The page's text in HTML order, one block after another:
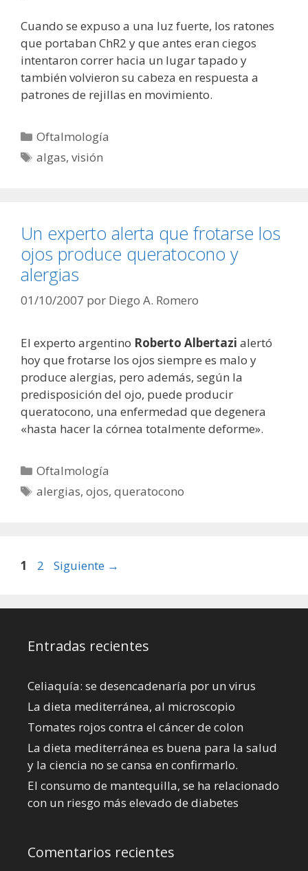
Cuando se expuso a una luz fuerte, los ratones
que portaban ChR2 y que antes eran ciegos
intentaron correr hacia un lugar tapado y
también volvieron su cabeza en respuesta a
patrones de rejillas en movimiento.
Categorías
Oftalmología
Etiquetas
algas,visión
Un experto alerta que frotarse los
ojos produce queratocono y
alergias
01/10/2007 por Diego A. Romero
El experto argentino Roberto Albertazi alertó
hoy que frotarse los ojos siempre es malo y
produce alergias, pero además, según la
predisposición del ojo, puede producir
queratocono, una enfermedad que degenera
«hasta hacer la córnea totalmente deforme».
Categorías
Oftalmología
Etiquetas
alergias,ojos,queratocono
Página
1 Página
2 Siguiente →
Entradas recientes
Celiaquía: se desencadenaría por un virus
La dieta mediterránea, al microscopio
Tomates rojos contra el cáncer de colon
La dieta mediterránea es buena para la salud
y la ciencia no se cansa en confirmarlo.
El consumo de mantequilla, se ha relacionado
con un riesgo más elevado de diabetes
Comentarios recientes